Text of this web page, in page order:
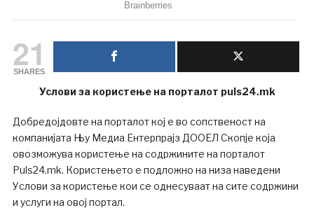
21
SHARES
Услови за користење на порталот puls24.mk
Добредојдовте на порталот кој е во сопственост на
компанијата Њу Медиа Ентерпрајз ДООЕЛ Скопје која
овозможува користење на содржините на порталот
Puls24.mk. Користењето е подложно на низа наведени
Услови за користење кои се однесуваат на сите содржини
и услуги на овој портал.